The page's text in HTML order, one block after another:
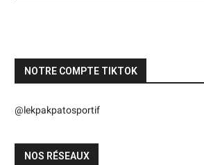
NOTRE COMPTE TIKTOK
@lekpakpatosportif
NOS RÉSEAUX